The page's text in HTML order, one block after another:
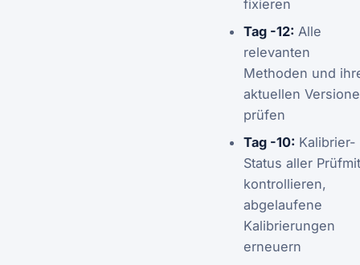
fixieren
Tag -12: Alle
relevanten
Methoden und
aktuellen
prüfen
Tag -10: Kalibrier-
Status aller
kontrollieren,
abgelaufene
Kalibrierungen
erneuern